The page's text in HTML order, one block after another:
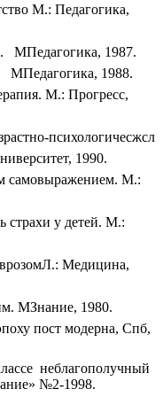
М.: Педагогика,
1987.
МПедагогика, 1988.
М.: Прогресс,
психологичесжсл
1990.
самовыражением. М.:
страхи у детей. М.:
Медицина,
МЗнание, 1980.
пост модерна, Спб,
неблагополучный
№2-1998.